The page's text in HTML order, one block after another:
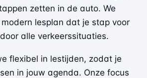
zetten in de auto. We
lesplan dat je stap voor
alle verkeerssituaties.
flexibel in lestijden, zodat je
in jouw agenda. Onze focus